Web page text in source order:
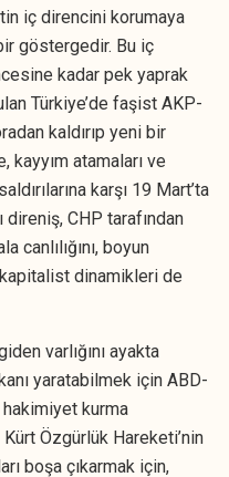
iç direncini korumaya
göstergedir. Bu iç
kadar pek yaprak
Türkiye’de faşist AKP-
kaldırıp yeni bir
atamaları ve
karşı 19 Mart’ta
CHP tarafından
canlılığını, boyun
dinamikleri de
varlığını ayakta
yaratabilmek için ABD-
kurma
Kürt Özgürlük Hareketi’nin
boşa çıkarmak için,